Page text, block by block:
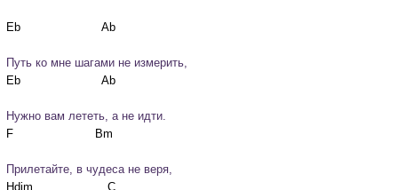
Путь ко мне шагами не измерить,
Нужно вам лететь, а не идти.
Прилетайте, в чудеса не веря,